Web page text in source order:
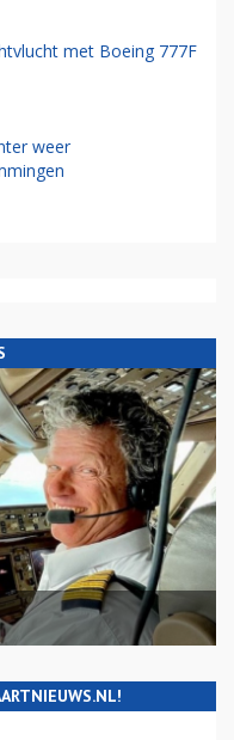
met Boeing 777F
weer